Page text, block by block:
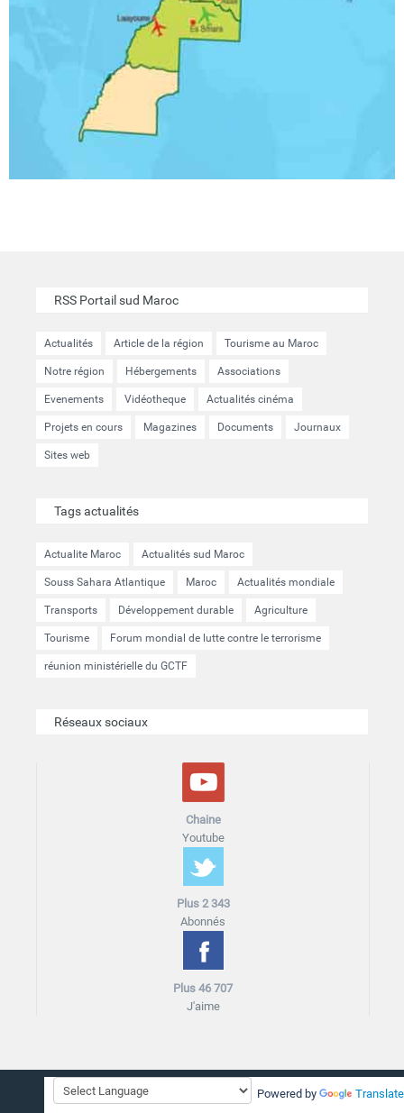
Powered by Translate
RSS Portail sud Maroc
Actualités Article de la région Tourisme au Maroc
Notre région Hébergements Associations
Evenements Vidéotheque Actualités cinéma
Projets en cours Magazines Documents Journaux
Sites web
Tags actualités
Actualite Maroc Actualités sud Maroc
Souss Sahara Atlantique Maroc Actualités mondiale
Transports Développement durable Agriculture
Tourisme Forum mondial de lutte contre le terrorisme
réunion ministérielle du GCTF
Réseaux sociaux
Chaine
Youtube
Plus 2 343
Abonnés
Plus 46 707
J'aime
Accueil Plan du site Mentions légales
Cookies